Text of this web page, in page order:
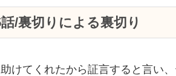
/裏切りによる裏切り
けてくれたから証言すると言い